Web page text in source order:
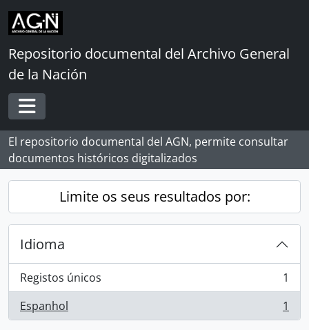
Skip to main content
Repositorio documental del Archivo General
de la Nación
Toggle navigation
El repositorio documental del AGN, permite consultar
documentos históricos digitalizados
Limite os seus resultados por:
Idioma
Registos únicos
, 1 resultados
1
Espanhol
, 1 resultados 1